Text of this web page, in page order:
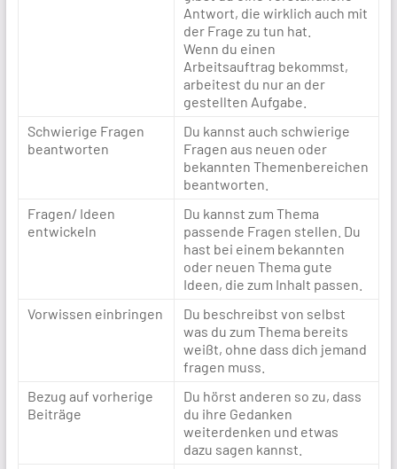
Antwort, die wirklich auch mit
der Frage zu tun hat.
Wenn du einen
Arbeitsauftrag bekommst,
arbeitest du nur an der
gestellten Aufgabe.
Schwierige Fragen
beantworten
Du kannst auch schwierige
Fragen aus neuen oder
bekannten Themenbereichen
beantworten.
Fragen/ Ideen
entwickeln
Du kannst zum Thema
passende Fragen stellen. Du
hast bei einem bekannten
oder neuen Thema gute
Ideen, die zum Inhalt passen.
Vorwissen einbringen
Du beschreibst von selbst
was du zum Thema bereits
weißt, ohne dass dich jemand
fragen muss.
Bezug auf vorherige
Beiträge
Du hörst anderen so zu, dass
du ihre Gedanken
weiterdenken und etwas
dazu sagen kannst.